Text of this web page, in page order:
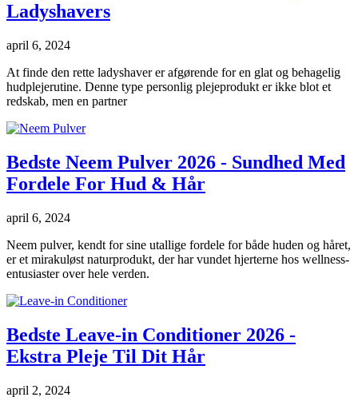
Ladyshavers
april 6, 2024
At finde den rette ladyshaver er afgørende for en glat og behagelig
hudplejerutine. Denne type personlig plejeprodukt er ikke blot et
redskab, men en partner
Bedste Neem Pulver 2026 - Sundhed Med
Fordele For Hud & Hår
april 6, 2024
Neem pulver, kendt for sine utallige fordele for både huden og håret,
er et mirakuløst naturprodukt, der har vundet hjerterne hos wellness-
entusiaster over hele verden.
Bedste Leave-in Conditioner 2026 -
Ekstra Pleje Til Dit Hår
april 2, 2024